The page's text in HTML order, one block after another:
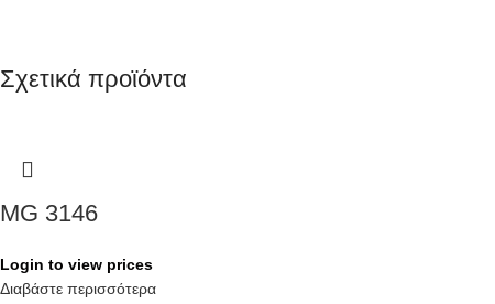
Σχετικά προϊόντα
MG 3146
Login to view prices
Διαβάστε περισσότερα